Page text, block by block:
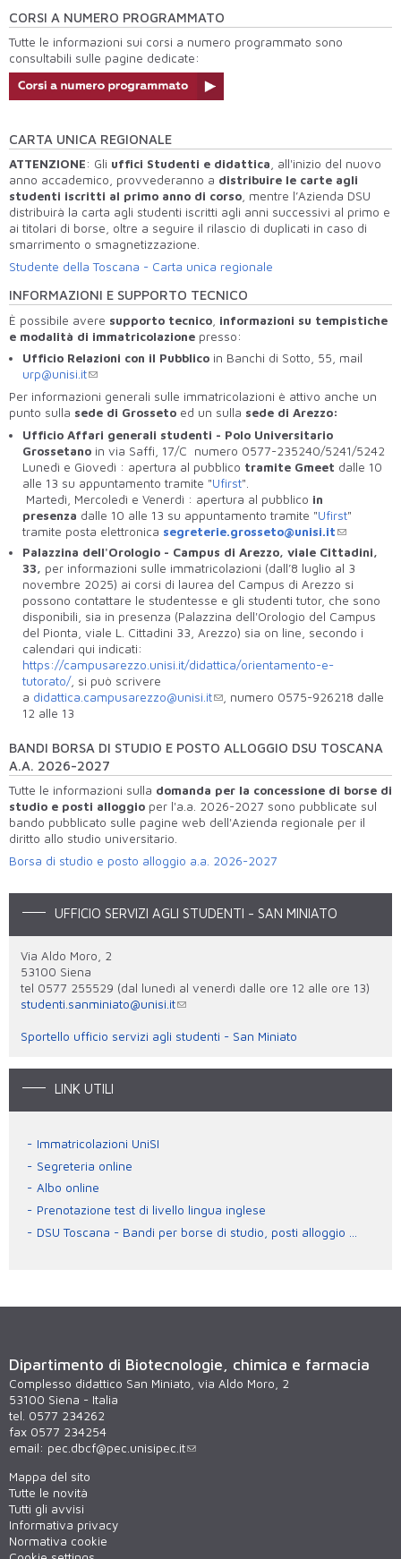
CORSI A NUMERO PROGRAMMATO
Tutte le informazioni sui corsi a numero programmato sono
consultabili sulle pagine dedicate:
CARTA UNICA REGIONALE
ATTENZIONE: Gli uffici Studenti e didattica , all'inizio del nuovo
anno accademico, provvederanno a distribuire le carte agli
studenti iscritti al primo anno di corso , mentre l’Azienda DSU
distribuirà la carta agli studenti iscritti agli anni successivi al primo e
ai titolari di borse, oltre a seguire il rilascio di duplicati in caso di
smarrimento o smagnetizzazione.
Studente della Toscana - Carta unica regionale
INFORMAZIONI E SUPPORTO TECNICO
È possibile avere supporto tecnico informazioni su tempistiche
e modalità di immatricolazione presso:
Ufficio Relazioni con il Pubblico in Banchi di Sotto, 55, mail
urp@unisi.it
Per informazioni generali sulle immatricolazioni è attivo anche un
punto sulla sede di Grosseto ed un sulla sede di Arezzo:
Ufficio Affari generali studenti - Polo Universitario
Grossetano in via Saffi, 17/C numero 0577-235240/5241/5242
Lunedì e Giovedì : apertura al pubblico tramite Gmeet dalle 10
alle 13 su appuntamento tramite "Ufirst".
Martedì, Mercoledì e Venerdì : apertura al pubblico in
presenza dalle 10 alle 13 su appuntamento tramite "Ufirst"
tramite posta elettronica segreterie.grosseto@unisi.it
Palazzina dell'Orologio - Campus di Arezzo, viale Cittadini,
33, per informazioni sulle immatricolazioni (dall’8 luglio al 3
novembre 2025) ai corsi di laurea del Campus di Arezzo si
possono contattare le studentesse e gli studenti tutor, che sono
disponibili, sia in presenza (Palazzina dell'Orologio del Campus
del Pionta, viale L. Cittadini 33, Arezzo) sia on line, secondo i
calendari qui indicati:
https://campusarezzo.unisi.it/didattica/orientamento-e-
tutorato/, si può scrivere
a didattica.campusarezzo@unisi.it
numero 0575-926218 dalle
12 alle 13
BANDI BORSA DI STUDIO E POSTO ALLOGGIO DSU TOSCANA
A.A. 2026-2027
Tutte le informazioni sulla domanda per la concessione di borse di
studio e posti alloggio per l'a.a. 2026-2027 sono pubblicate sul
bando pubblicato sulle pagine web dell'Azienda regionale per il
diritto allo studio universitario.
Borsa di studio e posto alloggio a.a. 2026-2027
UFFICIO SERVIZI AGLI STUDENTI - SAN MINIATO
Via Aldo Moro, 2
53100 Siena
tel 0577 255529 (dal lunedì al venerdì dalle ore 12 alle ore 13)
studenti.sanminiato@unisi.it
Sportello ufficio servizi agli studenti - San Miniato
LINK UTILI
Immatricolazioni UniSI
Segreteria online
Albo online
Prenotazione test di livello lingua inglese
DSU Toscana - Bandi per borse di studio, posti alloggio ...
Dipartimento di Biotecnologie, chimica e farmacia
Complesso didattico San Miniato, via Aldo Moro, 2
53100 Siena - Italia
tel. 0577 234262
fax 0577 234254
email: pec.dbcf@pec.unisipec.it
Mappa del sito
Tutte le novità
Tutti gli avvisi
Informativa privacy
Normativa cookie